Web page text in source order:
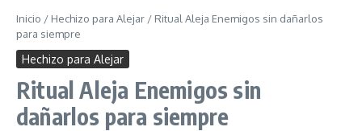
Inicio / Hechizo para Alejar / Ritual Aleja Enemigos sin dañarlos
para siempre
Hechizo para Alejar
Ritual Aleja Enemigos sin
dañarlos para siempre